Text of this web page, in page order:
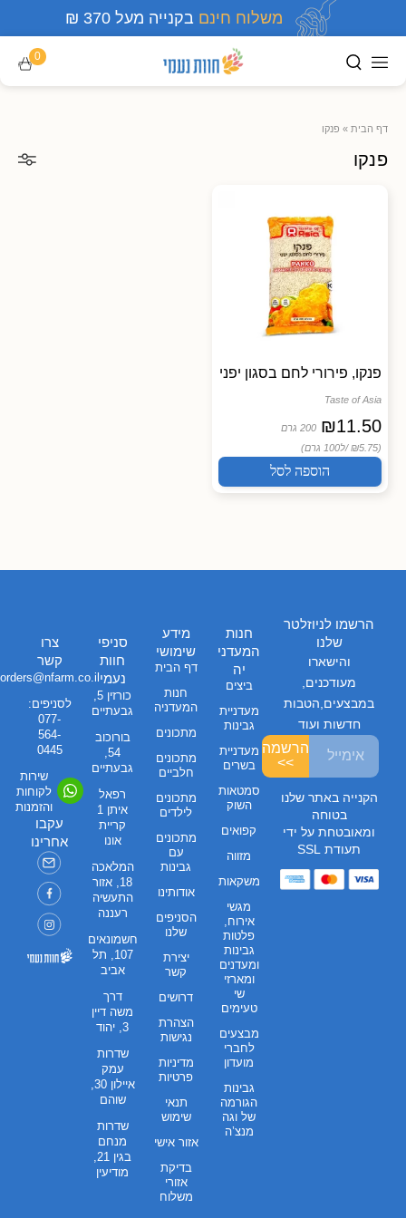
משלוח חינם בקנייה מעל 370 ₪
0
דף הבית » פנקו
פנקו
פנקו, פירורי לחם בסגון יפני
Taste of Asia
₪11.50
200 גרם
(₪5.75 /
ל100 גרם)
הוספה לסל
חנות
המעדני
יה
ביצים
מעדניית
גבינות
מעדניית
בשרים
סמטאות
השוק
קפואים
מזווה
משקאות
מגשי
אירוח,
פלטות
גבינות
ומעדנים
ומארזי
שי
טעימים
מבצעים
לחברי
מועדון
גבינות
הגורמה
של וגה
מנצ’ה
מידע
שימושי
דף הבית
חנות
המעדניה
מתכונים
מתכונים
חלביים
מתכונים
לילדים
מתכונים
עם
גבינות
אודותינו
הסניפים
שלנו
יצירת
קשר
דרושים
הצהרת
נגישות
מדיניות
פרטיות
תנאי
שימוש
אזור אישי
בדיקת
אזורי
משלוח
סניפי
חוות
נעמי
כורזין 5,
גבעתיים
בורוכוב
54,
גבעתיים
רפאל
איתן 1
קריית
אונו
המלאכה
18, אזור
התעשיה
רעננה
חשמונאים
107, תל
אביב
דרך
משה דיין
3, יהוד
שדרות
עמק
שוהם
שדרות
מנחם
מודיעין
צרו
קשר
orders@nfarm.co.il
לסניפים:
077-
564-
0445
שירות
לקוחות
והזמנות
עקבו
אחרינו
הרשמו לניוזלטר
שלנו
והישארו
מעודכנים,
במבצעים,הטבות
חדשות ועוד
הרשמה
>>
הקנייה באתר שלנו
בטוחה
ומאובטחת על ידי
תעודת SSL